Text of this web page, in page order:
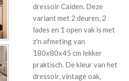
dressoir Caiden. Deze
variant met 2 deuren, 2
lades en 1 open vak is met
z'n afmeting van
180x80x45 cm lekker
praktisch. De kleur van het
dressoir, vintage oak,